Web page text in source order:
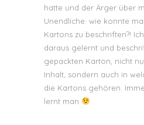
hatte und der Ärger über
Unendliche: wie konnte
Kartons zu beschriften?!
daraus gelernt und
gepackten Karton, nicht
Inhalt, sondern auch in
die Kartons gehören.
lernt man